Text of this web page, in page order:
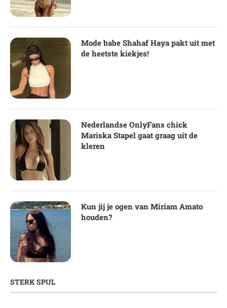
Mode babe Shahaf Haya pakt uit met
de heetste kiekjes!
Nederlandse OnlyFans chick
Mariska Stapel gaat graag uit de
kleren
Kun jij je ogen van Miriam Amato
houden?
STERK SPUL